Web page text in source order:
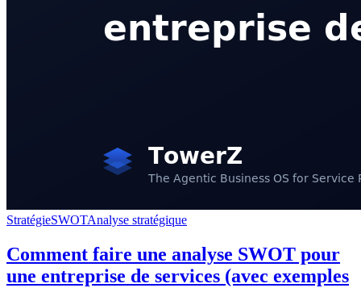
StratégieSWOTAnalyse stratégique
Comment faire une analyse SWOT pour
une entreprise de services (avec exemples